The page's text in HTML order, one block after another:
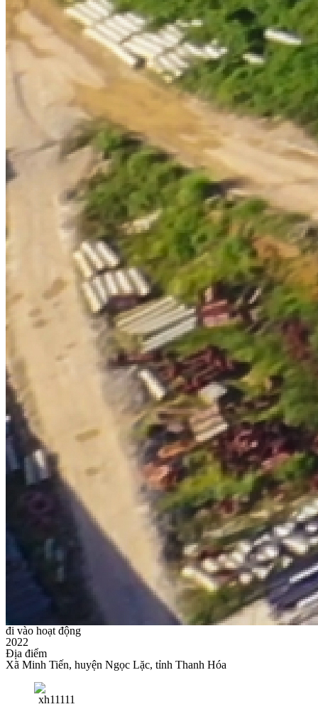
đi vào hoạt động
2022
Địa điểm
Xã Minh Tiến, huyện Ngọc Lặc, tỉnh Thanh Hóa